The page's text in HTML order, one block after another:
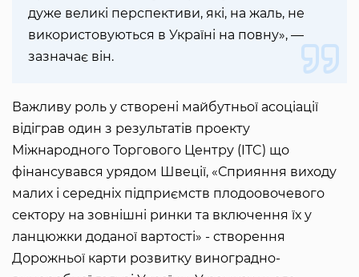
дуже великі перспективи, які, на жаль, не
використовуються в Україні на повну», —
зазначає він.
Важливу роль у створені майбутньої асоціації
відіграв один з результатів проекту
Міжнародного Торгового Центру (ITC) що
фінансувався урядом Швеції, «Сприяння виходу
малих і середніх підприємств плодоовочевого
сектору на зовнішні ринки та включення їх у
ланцюжки доданої вартості» - створення
Дорожньої карти розвитку виноградно-